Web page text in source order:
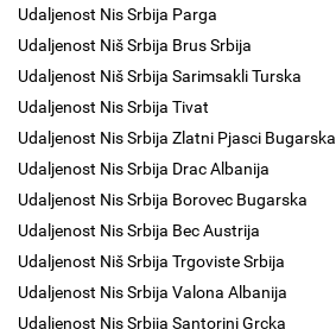
Udaljenost Nis Srbija Parga
Udaljenost Niš Srbija Brus Srbija
Udaljenost Niš Srbija Sarimsakli Turska
Udaljenost Nis Srbija Tivat
Udaljenost Nis Srbija Zlatni Pjasci Bugarska
Udaljenost Nis Srbija Drac Albanija
Udaljenost Nis Srbija Borovec Bugarska
Udaljenost Nis Srbija Bec Austrija
Udaljenost Niš Srbija Trgoviste Srbija
Udaljenost Nis Srbija Valona Albanija
Udaljenost Nis Srbija Santorini Grcka